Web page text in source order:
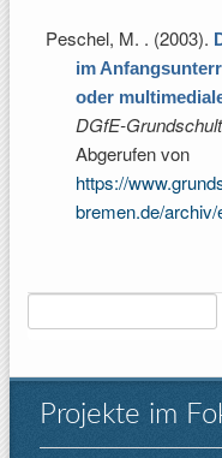
Peschel, M. . (2003).
im
oder
DGfE-
Abgerufen von
https://
bremen.de/
Projekte im